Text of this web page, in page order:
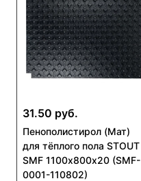
31.50 руб.
Пенополистирол (Мат)
для тёплого пола STOUT
SMF 1100х800х20 (SMF-
0001-110802)